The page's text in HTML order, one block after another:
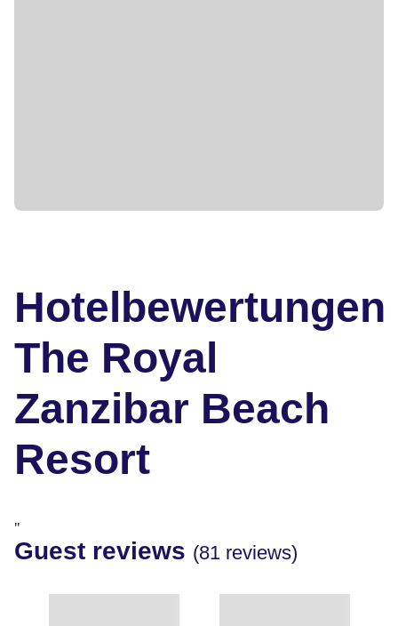
Hotelbewertungen
The Royal
Zanzibar Beach
Resort
"
Guest reviews (81 reviews)